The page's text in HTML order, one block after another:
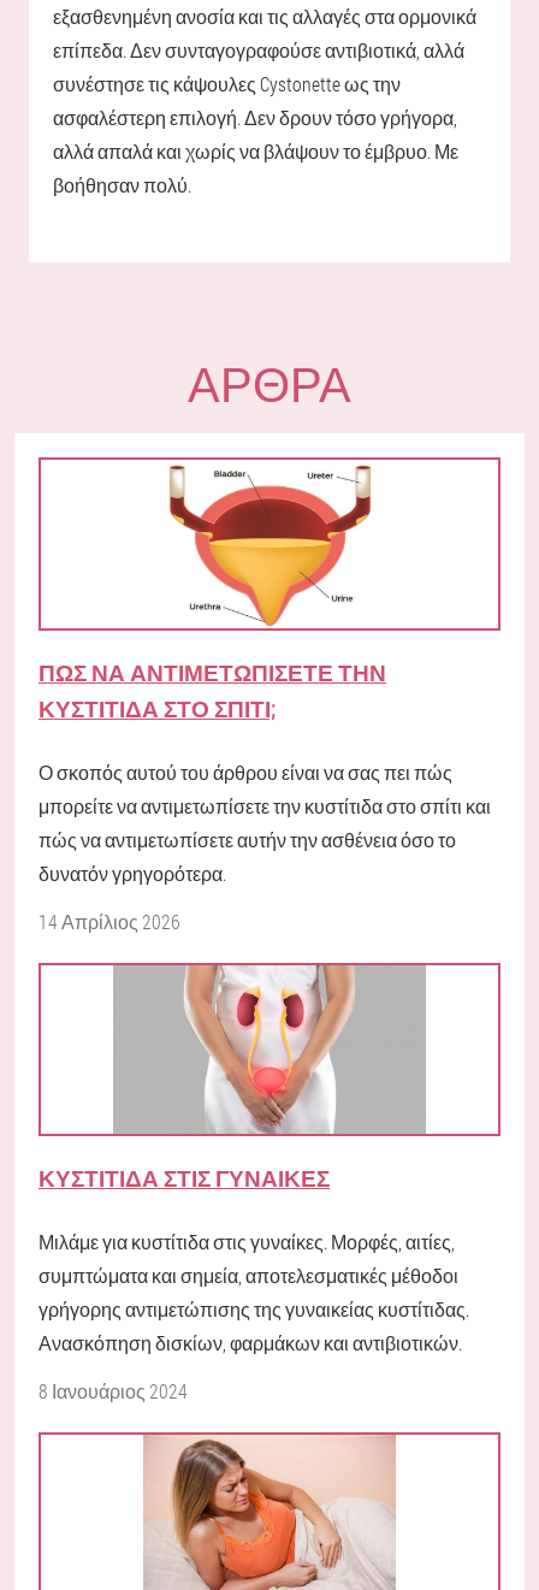
εξασθενημένη ανοσία και τις αλλαγές στα ορμονικά
επίπεδα. Δεν συνταγογραφούσε αντιβιοτικά, αλλά
συνέστησε τις κάψουλες Cystonette ως την
ασφαλέστερη επιλογή. Δεν δρουν τόσο γρήγορα,
αλλά απαλά και χωρίς να βλάψουν το έμβρυο. Με
βοήθησαν πολύ.
ΆΡΘΡΑ
ΠΏΣ ΝΑ ΑΝΤΙΜΕΤΩΠΊΣΕΤΕ ΤΗΝ
ΚΥΣΤΊΤΙΔΑ ΣΤΟ ΣΠΊΤΙ;
Ο σκοπός αυτού του άρθρου είναι να σας πει πώς
μπορείτε να αντιμετωπίσετε την κυστίτιδα στο σπίτι και
πώς να αντιμετωπίσετε αυτήν την ασθένεια όσο το
δυνατόν γρηγορότερα.
14 Απρίλιος 2026
ΚΥΣΤΊΤΙΔΑ ΣΤΙΣ ΓΥΝΑΊΚΕΣ
Μιλάμε για κυστίτιδα στις γυναίκες. Μορφές, αιτίες,
συμπτώματα και σημεία, αποτελεσματικές μέθοδοι
γρήγορης αντιμετώπισης της γυναικείας κυστίτιδας.
Ανασκόπηση δισκίων, φαρμάκων και αντιβιοτικών.
8 Ιανουάριος 2024